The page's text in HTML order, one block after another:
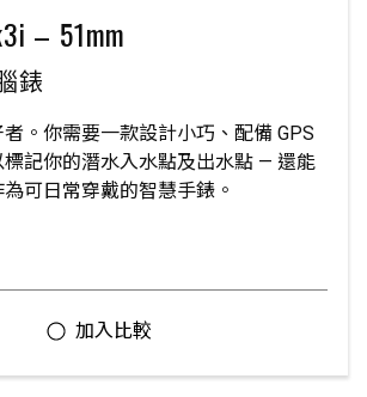
– 51mm
錶
。你需要一款設計小巧、配備 GPS
記你的潛水入水點及出水點 — 還能
可日常穿戴的智慧手錶。